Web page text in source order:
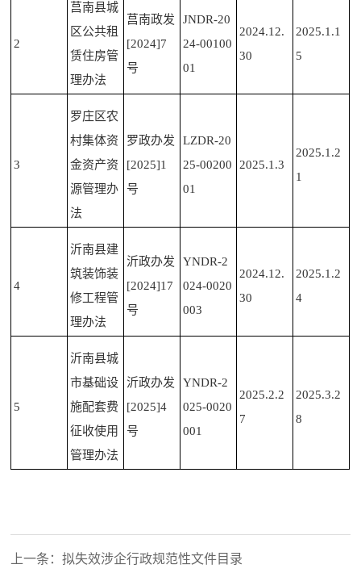
2
莒南县城
区公共租
赁住房管
理办法
莒南政发
[2024]7
号
JNDR-20
24-00100
01
2024.12.
30
2025.1.1
5
3
罗庄区农
村集体资
金资产资
源管理办
法
罗政办发
[2025]1
号
LZDR-20
25-00200
01
2025.1.3
2025.1.2
1
4
沂南县建
筑装饰装
修工程管
理办法
沂政办发
[2024]17
号
YNDR-2
024-0020
003
2024.12.
30
2025.1.2
4
5
沂南县城
市基础设
施配套费
征收使用
管理办法
沂政办发
[2025]4
号
YNDR-2
025-0020
001
2025.2.2
7
2025.3.2
8
上一条：拟失效涉企行政规范性文件目录